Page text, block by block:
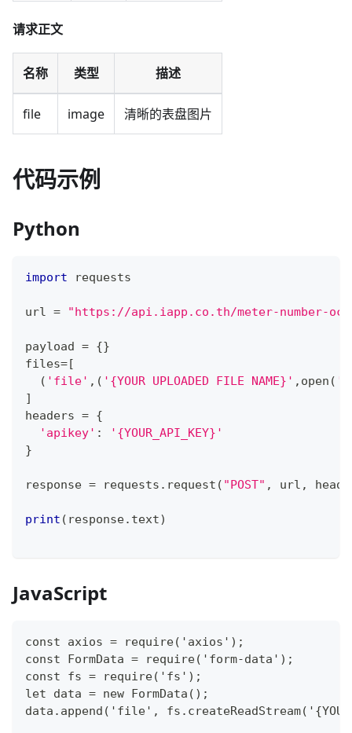
请求正文
名称 类型 描述
file image 清晰的表盘图片
代码示例
Python
import requests
url = "https://api.iapp.co.th/meter-number-
payload = {}
files=[
( 'file' , ( '{YOUR UPLOADED FILE NAME}' , open (
]
headers = {
'apikey' :
'{YOUR_API_KEY}'
}
response = requests . request ( "POST" , url ,
print ( response. text)
JavaScript
const axios = require('axios');
const FormData = require('form-data');
const fs = require('fs');
let data = new FormData();
data.append('file', fs.createReadStream('{YOUR